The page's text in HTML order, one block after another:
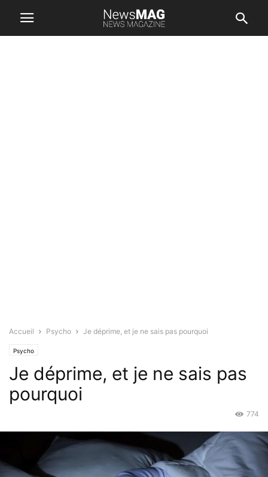
Accueil Psycho Je déprime, et je ne sais pas pourquoi
Psycho
Je déprime, et je ne sais pas
pourquoi
774